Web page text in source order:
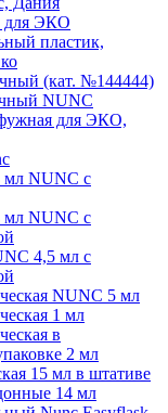
для ЭКО
пластик,
(кат. №144444)
NUNC
для ЭКО,
мл NUNC с
мл NUNC с
4,5 мл с
NUNC 5 мл
1 мл
в
2 мл
15 мл в штативе
14 мл